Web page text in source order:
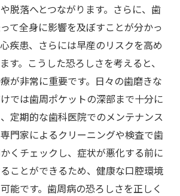
一生の財産！今すぐ始めるべき理
脱落へとつながります。さらに、歯
て全身に影響を及ぼすことが分かっ
疾患、さらには早産のリスクを高め
す。こうした恐ろしさを考えると、
が非常に重要です。日々の歯磨きな
では歯周ポケットの深部まで十分に
定期的な歯科医院でのメンテナンス
門家によるクリーニングや検査で歯
くチェックし、症状が悪化する前に
ことができるため、健康な口腔環境
能です。歯周病の恐ろしさを正しく